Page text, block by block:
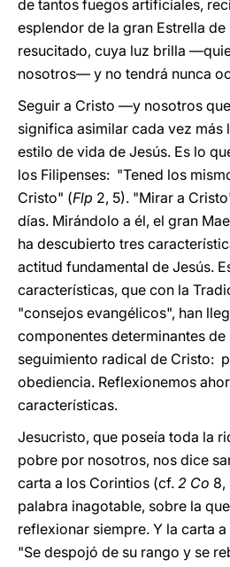
de tantos fuegos artificiales,
esplendor de la gran Estrella de
resucitado, cuya luz brilla
nosotros— y no tendrá nunca
Seguir a Cristo —y nosotros
significa asimilar cada vez más
estilo de vida de Jesús. Es lo
los Filipenses: "Tened los
Cristo" (Flp 2, 5). "Mirar a
días. Mirándolo a él, el gran
ha descubierto tres
actitud fundamental de Jesús.
características, que con la
"consejos evangélicos", han
componentes determinantes
seguimiento radical de Cristo:
obediencia. Reflexionemos
características.
Jesucristo, que poseía toda la
pobre por nosotros, nos dice
carta a los Corintios (cf. 2 Co 8,
palabra inagotable, sobre la
reflexionar siempre. Y la carta
"Se despojó de su rango y se